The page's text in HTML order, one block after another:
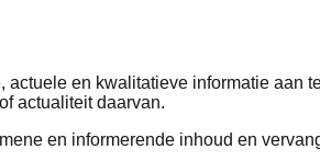
en kwalitatieve informatie
actualiteit daarvan.
en informerende inhoud en